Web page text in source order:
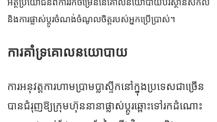
និងការផ្លាស់ប្តូរចំណង់ចំណូលចិត្តរបស់អ្នកប្រើប្រាស់។
ការគាំទ្រគោលនយោបាយ
ការអនុវត្តការហាមប្រាមប្លាស្ទីកនៅក្នុងប្រទេសជាច្រើន
បានជំរុញឱ្យក្រុមហ៊ុននានាផ្លាស់ប្តូរឆ្ពោះទៅរកដំណោះ